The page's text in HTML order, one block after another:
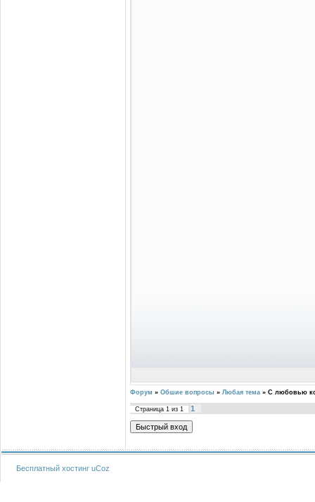
Форум » Обшие вопросы » Любая тема » С любовью
Страница 1 из 1 1
Бесплатный хостинг uCoz